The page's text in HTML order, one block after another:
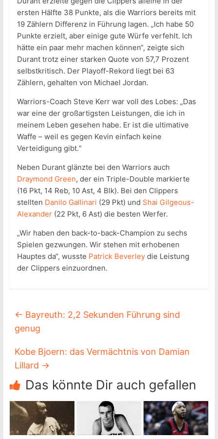
ersten Hälfte 38 Punkte, als die Warriors bereits mit
19 Zählern Differenz in Führung lagen. „Ich habe 50
Punkte erzielt, aber einige gute Würfe verfehlt. Ich
hätte ein paar mehr machen können“, zeigte sich
Durant trotz einer starken Quote von 57,7 Prozent
selbstkritisch. Der Playoff-Rekord liegt bei 63
Zählern, gehalten von Michael Jordan.
Warriors-Coach Steve Kerr war voll des Lobes: „Das
war eine der großartigsten Leistungen, die ich in
meinem Leben gesehen habe. Er ist die ultimative
Waffe – weil es gegen Kevin einfach keine
Verteidigung gibt.“
Neben Durant glänzte bei den Warriors auch
Draymond Green, der ein Triple-Double markierte
(16 Pkt, 14 Reb, 10 Ast, 4 Blk). Bei den Clippers
stellten Danilo Gallinari (29 Pkt) und Shai Gilgeous-
Alexander(22 Pkt, 6 Ast) die besten Werfer.
„Wir haben den back-to-back-Champion zu sechs
Spielen gezwungen. Wir stehen mit erhobenen
Hauptes da“, wusste Patrick Beverleydie Leistung
der Clippers einzuordnen.
← Bayreuth: 2,2 Sekunden Führung sind
genug
Kobe Bjoern: das Vermächtnis von Damian
Lillard →
Das könnte Dir auch gefallen